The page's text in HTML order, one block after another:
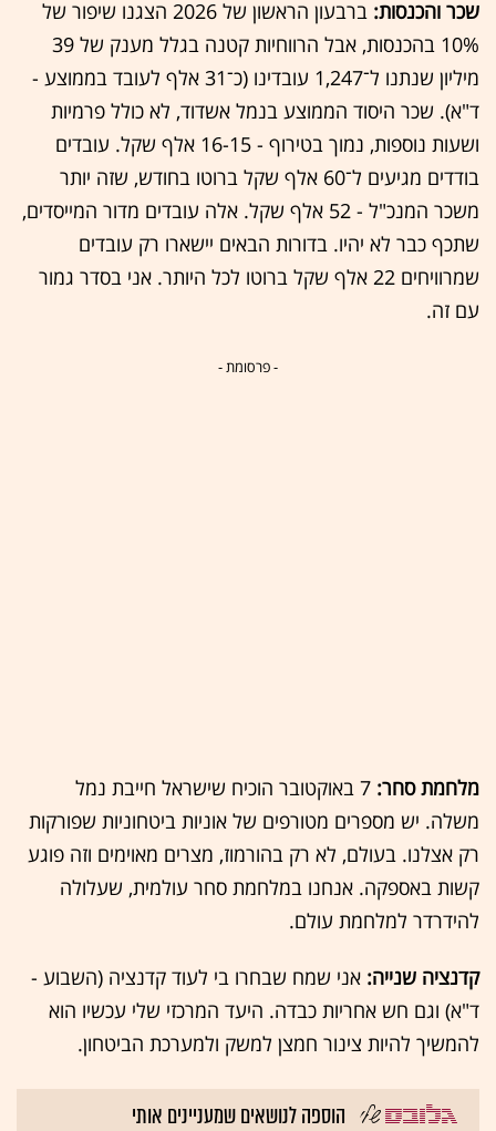
שכר והכנסות:
ברבעון הראשון של 2026 הצגנו שיפור של
10% בהכנסות, אבל הרווחיות קטנה בגלל מענק של 39
מיליון שנתנו ל־1,247 עובדינו (כ־31 אלף לעובד בממוצע -
ד"א). שכר היסוד הממוצע בנמל אשדוד, לא כולל פרמיות
ושעות נוספות, נמוך בטירוף - 16-15 אלף שקל. עובדים
בודדים מגיעים ל־60 אלף שקל ברוטו בחודש, שזה יותר
משכר המנכ"ל - 52 אלף שקל. אלה עובדים מדור המייסדים,
שתכף כבר לא יהיו. בדורות הבאים יישארו רק עובדים
שמרוויחים 22 אלף שקל ברוטו לכל היותר. אני בסדר גמור
עם זה.
- פרסומת -
מלחמת סחר:
7 באוקטובר הוכיח שישראל חייבת נמל
משלה. יש מספרים מטורפים של אוניות ביטחוניות שפורקות
רק אצלנו. בעולם, לא רק בהורמוז, מצרים מאוימים וזה פוגע
קשות באספקה. אנחנו במלחמת סחר עולמית, שעלולה
להידרדר למלחמת עולם.
קדנציה שנייה: אני שמח שבחרו בי לעוד קדנציה (השבוע -
ד"א) וגם חש אחריות כבדה. היעד המרכזי שלי עכשיו הוא
להמשיך להיות צינור חמצן למשק ולמערכת הביטחון.
הוספה לנושאים שמעניינים אותי